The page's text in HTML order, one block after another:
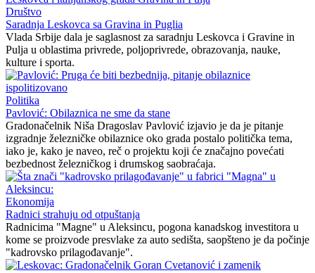
Društvo
Saradnja Leskovca sa Gravina in Puglia
Vlada Srbije dala je saglasnost za saradnju Leskovca i Gravine in
Pulja u oblastima privrede, poljoprivrede, obrazovanja, nauke,
kulture i sporta.
Politika
Pavlović: Obilaznica ne sme da stane
Gradonačelnik Niša Dragoslav Pavlović izjavio je da je pitanje
izgradnje železničke obilaznice oko grada postalo politička tema,
iako je, kako je naveo, reč o projektu koji će značajno povećati
bezbednost železničkog i drumskog saobraćaja.
Ekonomija
Radnici strahuju od otpuštanja
Radnicima "Magne" u Aleksincu, pogona kanadskog investitora u
kome se proizvode presvlake za auto sedišta, saopšteno je da počinje
"kadrovsko prilagođavanje".